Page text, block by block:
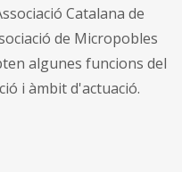
Catalana de
de Micropobles
algunes funcions del
i àmbit d'actuació.